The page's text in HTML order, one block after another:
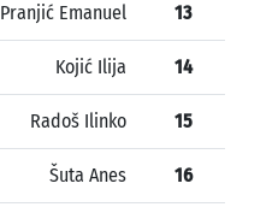
Pranjić Emanuel 13
Kojić Ilija 14
Radoš Ilinko 15
Šuta Anes 16